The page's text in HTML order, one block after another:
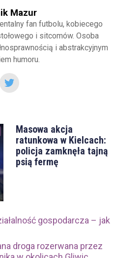
Mazur
fan futbolu, kobiecego
i sitcomów. Osoba
i abstrakcyjnym
humoru.
Masowa akcja
ratunkowa w Kielcach:
policja zamknęła tajną
psią fermę
gospodarcza – jak
droga rozerwana przez